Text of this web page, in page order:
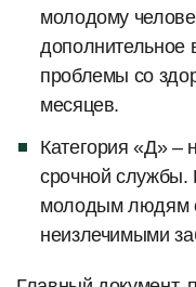
молодому
дополнительное
проблемы со
месяцев.
Категория «Д» –
срочной службы.
молодым людям
неизлечимыми